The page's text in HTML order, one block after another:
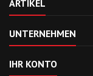
ARTIKEL
UNTERNEHMEN
IHR KONTO